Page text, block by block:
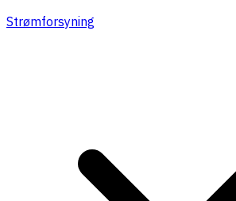
Strømforsyning